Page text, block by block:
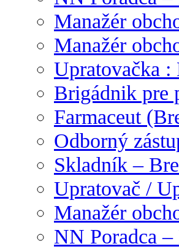
Manažér
Manažér
Upratovačka :
Brigádnik pre
Farmaceut
Odborný
Skladník –
Upratovač /
Manažér
NN Poradca –